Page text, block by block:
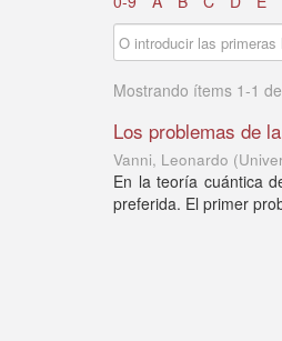
Mostrando ítems 1-1
Los problemas de
Vanni, Leonardo (
En la teoría cuántica
preferida. El primer